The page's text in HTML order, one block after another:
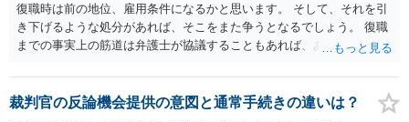
復職時は前の地位、雇用条件になるかと思います。 そして、それを引
き下げるような処分があれば、そこをまた争うとなるでしょう。 復職
までの事実上の筋道は弁護士が協議することもあれば、あなたがご自
ょうから、別途費用が発生することもありますが、出勤日時の設定く
らいならサービスでしてくれるかもしれません。
裁判官の反論機会提供の意図と通常手続きの違いは？